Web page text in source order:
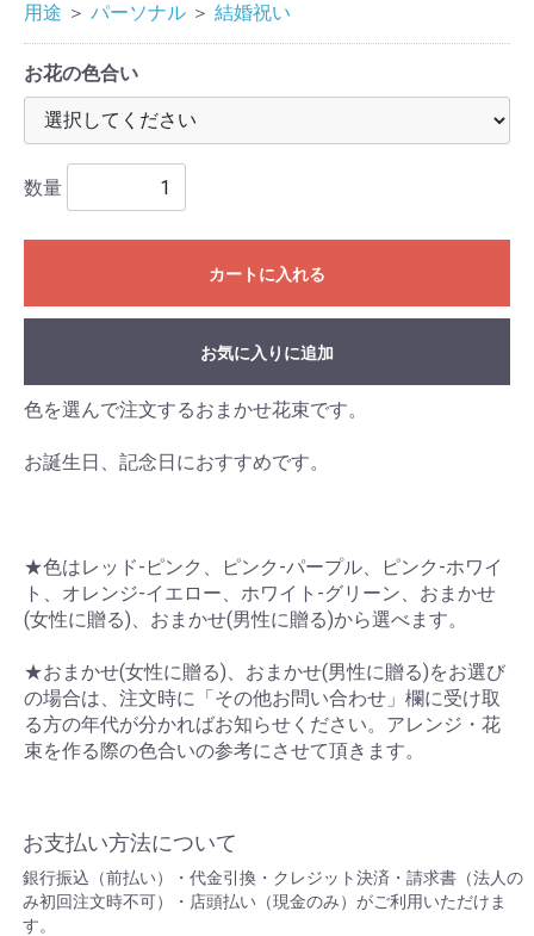
用途 ＞ パーソナル ＞ 結婚祝い
お花の色合い
数量
カートに入れる
お気に入りに追加
色を選んで注文するおまかせ花束です。
お誕生日、記念日におすすめです。
★色はレッド-ピンク、ピンク-パープル、ピンク-ホワイ
ト、オレンジ-イエロー、ホワイト-グリーン、おまかせ
(女性に贈る)、おまかせ(男性に贈る)から選べます。
★おまかせ(女性に贈る)、おまかせ(男性に贈る)をお選び
の場合は、注文時に「その他お問い合わせ」欄に受け取
る方の年代が分かればお知らせください。アレンジ・花
束を作る際の色合いの参考にさせて頂きます。
お支払い方法について
銀行振込（前払い）・代金引換・クレジット決済・請求書（法人の
み初回注文時不可）・店頭払い（現金のみ）がご利用いただけま
す。